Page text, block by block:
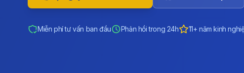
Miễn phí tư vấn ban đầu Phản hồi trong 24h 11+ năm kinh